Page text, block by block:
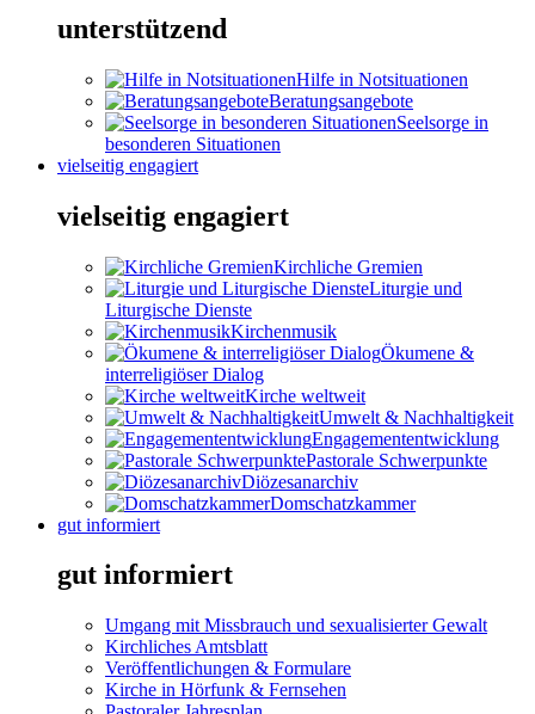
unterstützend
Hilfe in Notsituationen
Beratungsangebote
Seelsorge in
besonderen Situationen
vielseitig engagiert
vielseitig engagiert
Kirchliche Gremien
Liturgie und
Liturgische Dienste
Kirchenmusik
Ökumene &
interreligiöser Dialog
Kirche weltweit
Umwelt & Nachhaltigkeit
Engagemententwicklung
Pastorale Schwerpunkte
Diözesanarchiv
Domschatzkammer
gut informiert
gut informiert
Umgang mit Missbrauch und sexualisierter Gewalt
Kirchliches Amtsblatt
Veröffentlichungen & Formulare
Kirche in Hörfunk & Fernsehen